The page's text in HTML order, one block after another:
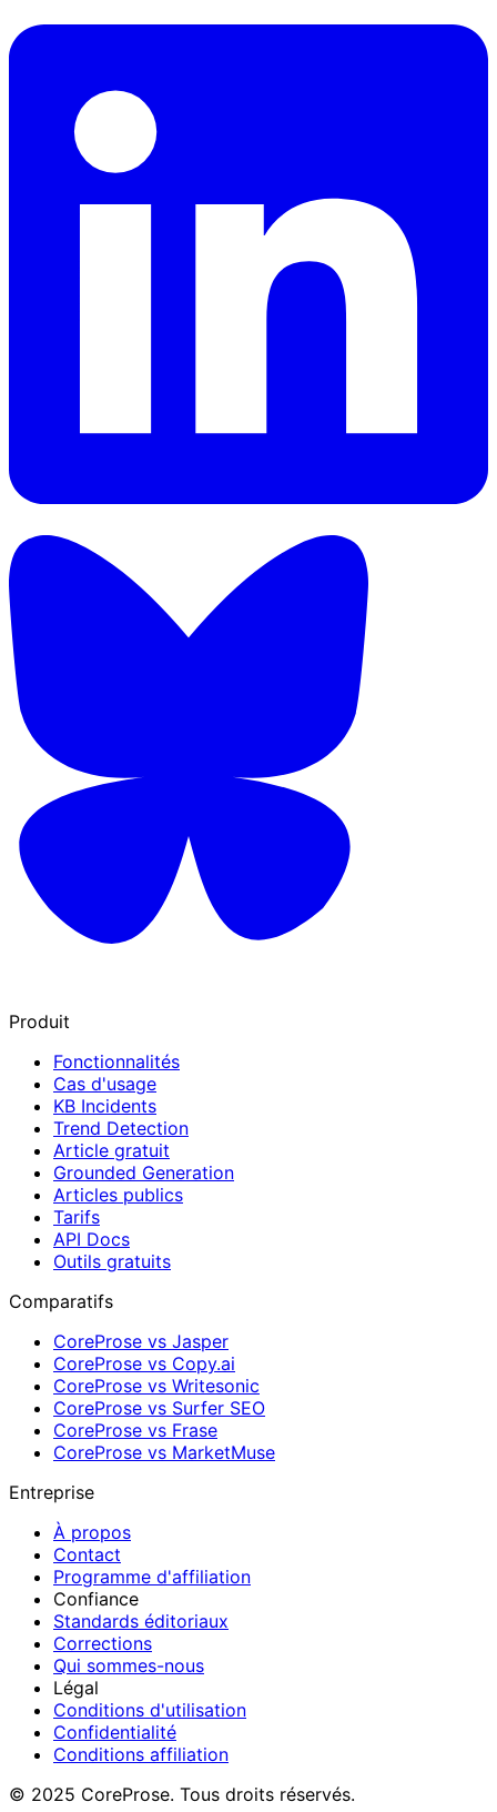
Produit
Fonctionnalités
Cas d'usage
KB Incidents
Trend Detection
Article gratuit
Grounded Generation
Articles publics
Tarifs
API Docs
Outils gratuits
Comparatifs
CoreProse vs Jasper
CoreProse vs Copy.ai
CoreProse vs Writesonic
CoreProse vs Surfer SEO
CoreProse vs Frase
CoreProse vs MarketMuse
Entreprise
À propos
Contact
Programme d'affiliation
Confiance
Standards éditoriaux
Corrections
Qui sommes-nous
Légal
Conditions d'utilisation
Confidentialité
Conditions affiliation
© 2025 CoreProse. Tous droits réservés.